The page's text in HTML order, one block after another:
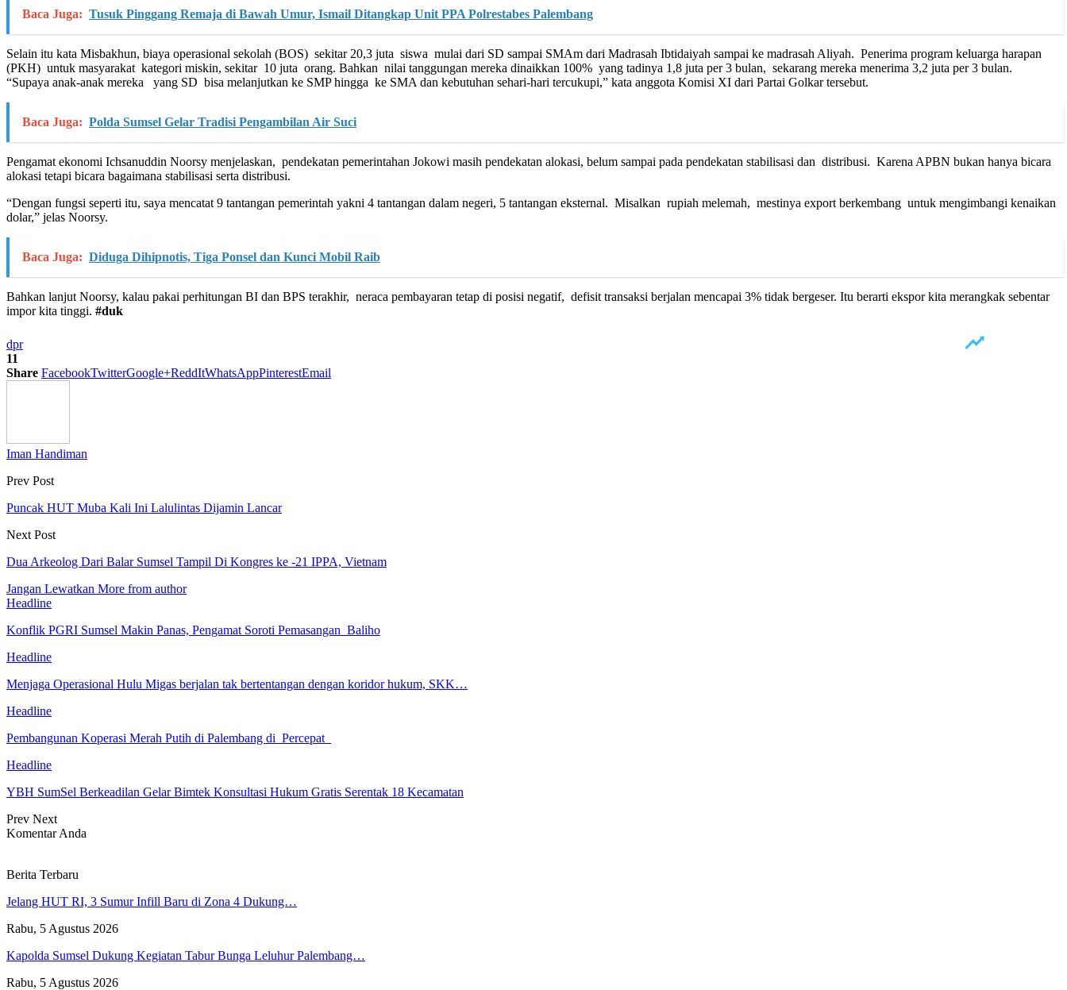
Baca Juga: Tusuk Pinggang Remaja di Bawah Umur, Ismail Ditangkap Unit PPA Polrestabes Palembang
Selain itu kata Misbakhun, biaya operasional sekolah (BOS) sekitar 20,3 juta siswa mulai dari SD sampai SMAm dari Madrasah Ibtidaiyah sampai ke madrasah Aliyah. Penerima program keluarga harapan
(PKH) untuk masyarakat kategori miskin, sekitar 10 juta orang. Bahkan nilai tanggungan mereka dinaikkan 100% yang tadinya 1,8 juta per 3 bulan, sekarang mereka menerima 3,2 juta per 3 bulan.
“Supaya anak-anak mereka yang SD bisa melanjutkan ke SMP hingga ke SMA dan kebutuhan sehari-hari tercukupi,” kata anggota Komisi XI dari Partai Golkar tersebut.
Baca Juga: Polda Sumsel Gelar Tradisi Pengambilan Air Suci
Pengamat ekonomi Ichsanuddin Noorsy menjelaskan, pendekatan pemerintahan Jokowi masih pendekatan alokasi, belum sampai pada pendekatan stabilisasi dan distribusi. Karena APBN bukan hanya bicara
alokasi tetapi bicara bagaimana stabilisasi serta distribusi.
“Dengan fungsi seperti itu, saya mencatat 9 tantangan pemerintah yakni 4 tantangan dalam negeri, 5 tantangan eksternal. Misalkan rupiah melemah, mestinya export berkembang untuk mengimbangi kenaikan
dolar,” jelas Noorsy.
Baca Juga: Diduga Dihipnotis, Tiga Ponsel dan Kunci Mobil Raib
Bahkan lanjut Noorsy, kalau pakai perhitungan BI dan BPS terakhir, neraca pembayaran tetap di posisi negatif, defisit transaksi berjalan mencapai 3% tidak bergeser. Itu berarti ekspor kita merangkak sebentar
impor kita tinggi. #duk
dpr
11
Share FacebookTwitterGoogle+ReddItWhatsAppPinterestEmail
Iman Handiman
Prev Post
Puncak HUT Muba Kali Ini Lalulintas Dijamin Lancar
Next Post
Dua Arkeolog Dari Balar Sumsel Tampil Di Kongres ke -21 IPPA, Vietnam
Jangan Lewatkan More from author
Headline
Konflik PGRI Sumsel Makin Panas, Pengamat Soroti Pemasangan Baliho
Headline
Menjaga Operasional Hulu Migas berjalan tak bertentangan dengan koridor hukum, SKK…
Headline
Pembangunan Koperasi Merah Putih di Palembang di Percepat
Headline
YBH SumSel Berkeadilan Gelar Bimtek Konsultasi Hukum Gratis Serentak 18 Kecamatan
Prev Next
Komentar Anda
Berita Terbaru
Jelang HUT RI, 3 Sumur Infill Baru di Zona 4 Dukung…
Rabu, 5 Agustus 2026
Kapolda Sumsel Dukung Kegiatan Tabur Bunga Leluhur Palembang…
Rabu, 5 Agustus 2026